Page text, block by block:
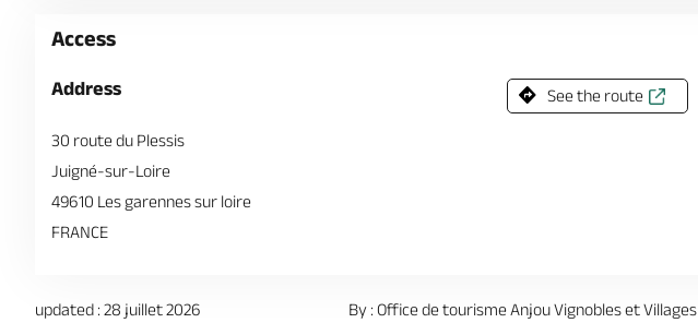
Access
Address
30 route du Plessis
Juigné-sur-Loire
49610 Les garennes sur loire
FRANCE
See the route
updated : 28 juillet 2026 By : Office de tourisme Anjou Vignobles et Villages